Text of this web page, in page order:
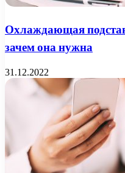
Охлаждающая
зачем она нужна
31.12.2022